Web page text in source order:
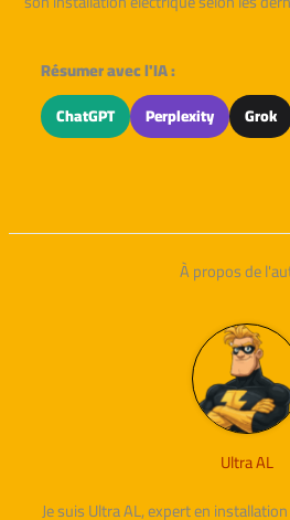
Résumer avec l'IA :
ChatGPT Perplexity Grok
À propos de
Ultra AL
Je suis Ultra AL, expert en